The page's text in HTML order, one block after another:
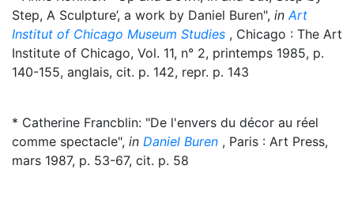
Step, A Sculpture’, a work by Daniel Buren", in Art
Institut of Chicago Museum Studies , Chicago : The Art
Institute of Chicago, Vol. 11, n° 2, printemps 1985, p.
140-155, anglais, cit. p. 142, repr. p. 143
* Catherine Francblin: "De l'envers du décor au réel
comme spectacle", in Daniel Buren , Paris : Art Press,
mars 1987, p. 53-67, cit. p. 58